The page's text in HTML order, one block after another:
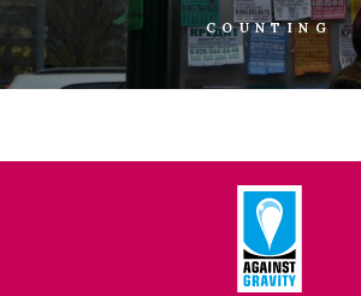
COUNTING